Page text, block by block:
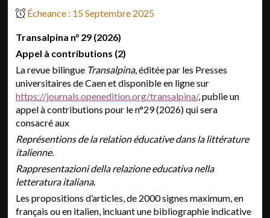
Écheance : 15 Septembre 2025
Transalpina n° 29 (2026)
Appel à contributions (2)
La revue bilingue Transalpina, éditée par les Presses
universitaires de Caen et disponible en ligne sur
https://journals.openedition.org/transalpina/, publie un
appel à contributions pour le n°29 (2026) qui sera
consacré aux
Représentions de la relation éducative dans la littérature
italienne.
Rappresentazioni della relazione educativa nella
letteratura italiana.
Les propositions d’articles, de 2000 signes maximum, en
français ou en italien, incluant une bibliographie indicative